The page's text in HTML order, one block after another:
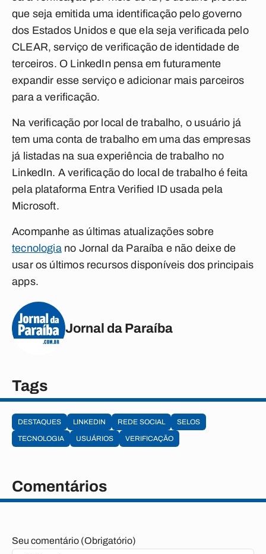
que seja emitida uma identificação pelo governo
dos Estados Unidos e que ela seja verificada pelo
CLEAR, serviço de verificação de identidade de
terceiros. O LinkedIn pensa em futuramente
expandir esse serviço e adicionar mais parceiros
para a verificação.
Na verificação por local de trabalho, o usuário já
tem uma conta de trabalho em uma das empresas
já listadas na sua experiência de trabalho no
LinkedIn. A verificação do local de trabalho é feita
pela plataforma Entra Verified ID usada pela
Microsoft.
Acompanhe as últimas atualizações sobre
tecnologiano Jornal da Paraíba e não deixe de
usar os últimos recursos disponíveis dos principais
apps.
Jornal da Paraíba
Tags
DESTAQUES LINKEDIN REDE SOCIAL
SELOS
TECNOLOGIA
USUÁRIOS VERIFICAÇÃO
Comentários
Seu comentário (Obrigatório)